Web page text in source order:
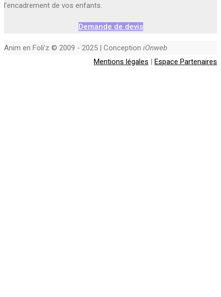
l’encadrement de vos enfants.
Demande de devis
Anim en Foli'z © 2009 - 2025 | Conception iOnweb
Mentions légales | Espace Partenaires